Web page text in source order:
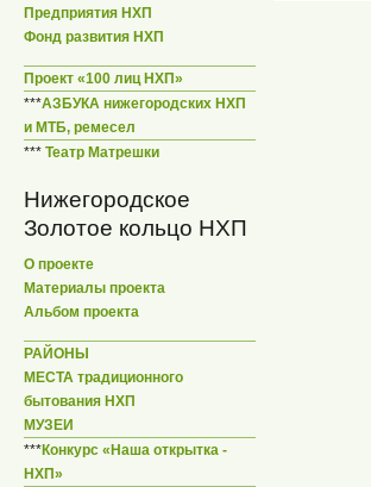
Предприятия НХП
Фонд развития НХП
Проект «100 лиц НХП»
***АЗБУКА нижегородских НХП
и МТБ, ремесел
*** Театр Матрешки
Нижегородское
Золотое кольцо НХП
О проекте
Материалы проекта
Альбом проекта
РАЙОНЫ
МЕСТА традиционного
бытования НХП
МУЗЕИ
***Конкурс «Наша открытка -
НХП»